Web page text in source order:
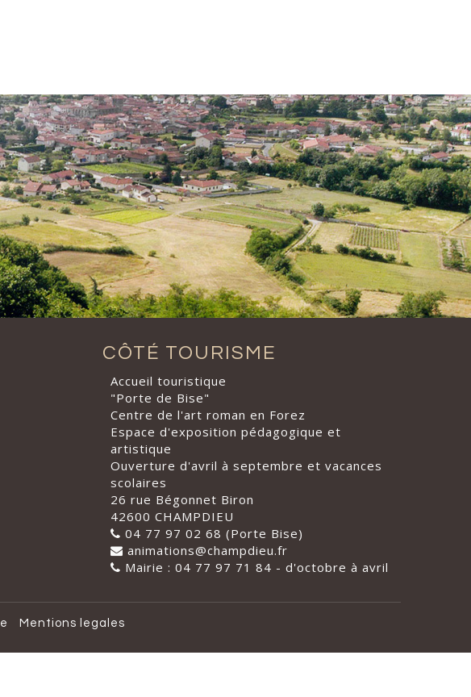
CÔTÉ TOURISME
Accueil touristique
"Porte de Bise"
Centre de l'art roman en Forez
Espace d'exposition pédagogique et
artistique
Ouverture d'avril à septembre et vacances
scolaires
26 rue Bégonnet Biron
42600 CHAMPDIEU
04 77 97 02 68 (Porte Bise)
animations@champdieu.fr
Mairie : 04 77 97 71 84 - d'octobre à avril
Mentions legales